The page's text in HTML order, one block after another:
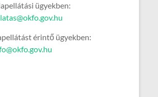
ügyekben:
érintő ügyekben: